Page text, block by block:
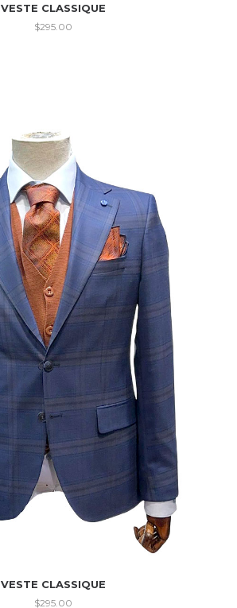
VESTE CLASSIQUE
$295.00
VESTE CLASSIQUE
$295.00